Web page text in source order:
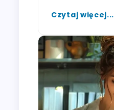
Czytaj więcej...